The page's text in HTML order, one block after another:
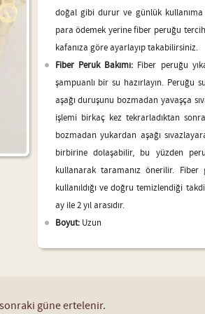
doğal gibi durur ve günlük
para ödemek yerine fiber peruğu
kafanıza göre ayarlayıp takabilirsiniz.
Fiber Peruk Bakımı: Fiber peruğu
şampuanlı bir su hazırlayın. Peruğu
aşağı duruşunu bozmadan yavaşça
işlemi birkaç kez tekrarladıktan
bozmadan yukardan aşağı
birbirine dolaşabilir, bu yüzden
kullanarak taramanız önerilir.
kullanıldığı ve doğru temizlendiği
ay ile 2 yıl arasıdır.
Boyut: Uzun
güne ertelenir.